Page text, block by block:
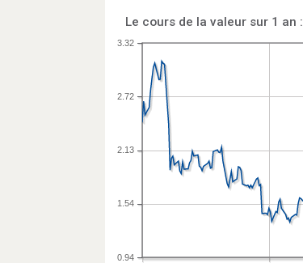
Le cours de la valeur sur 1 an :
0.94
1.54
2.13
2.72
3.32